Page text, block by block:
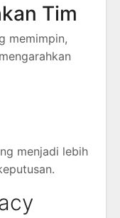
Tim
memimpin,
menjadi lebih